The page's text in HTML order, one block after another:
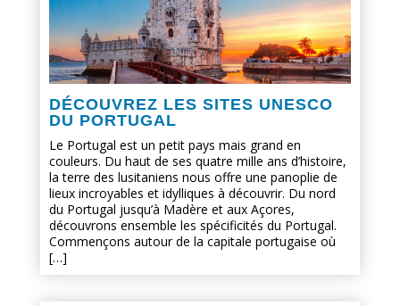
DÉCOUVREZ LES SITES UNESCO
DU PORTUGAL
Le Portugal est un petit pays mais grand en
couleurs. Du haut de ses quatre mille ans d’histoire,
la terre des lusitaniens nous offre une panoplie de
lieux incroyables et idylliques à découvrir. Du nord
du Portugal jusqu’à Madère et aux Açores,
découvrons ensemble les spécificités du Portugal.
Commençons autour de la capitale portugaise où
[…]